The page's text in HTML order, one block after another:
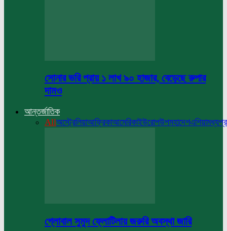
সোনার ভরি প্রায় ১ লাখ ৯০ হাজার, বেড়েছে রুপার
দামও
আন্তর্জাতিক
Allঅস্ট্রেলিয়াআফ্রিকাআমেরিকাইউরোপউপমহাদেশএশিয়া
গ্লোবাল সুমুদ ফ্লোটিলায় জরুরি অবস্থা জারি